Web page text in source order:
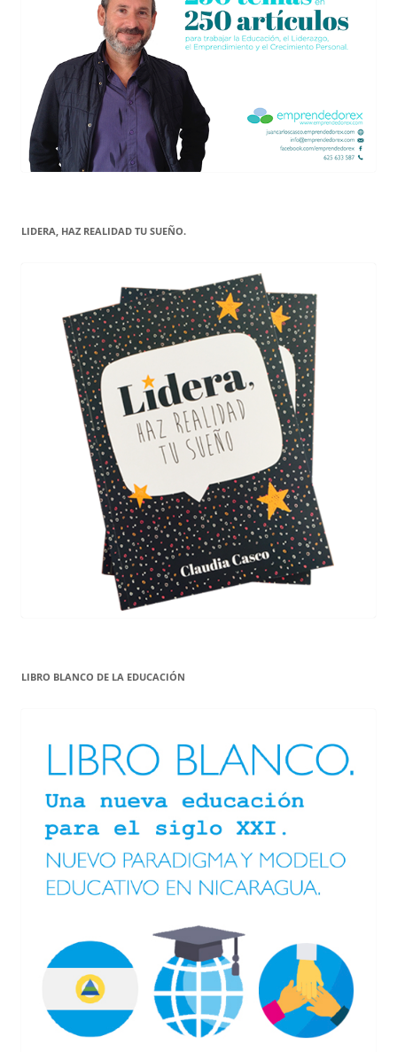
LIDERA, HAZ REALIDAD TU SUEÑO.
LIBRO BLANCO DE LA EDUCACIÓN